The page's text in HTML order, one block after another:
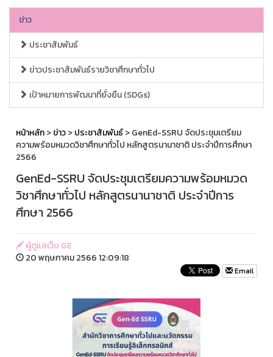
ข่าว
ประชาสัมพันธ์
ข่าวประชาสัมพันธ์รายวิชาศึกษาทั่วไป
เป้าหมายการพัฒนาที่ยั่งยืน (SDGs)
หน้าหลัก>ข่าว>ประชาสัมพันธ์> GenEd-SSRU จัดประชุมเตรียม
ความพร้อมหมวดวิชาศึกษาทั่วไป หลักสูตรนานาชาติ ประจำปีการศึกษา
2566
GenEd-SSRU จัดประชุมเตรียมความพร้อมหมวด
วิชาศึกษาทั่วไป หลักสูตรนานาชาติ ประจำปีการ
ศึกษา 2566
ผู้ดูแลเว็บ GE
20 พฤษภาคม 2566 12:09:18
Email